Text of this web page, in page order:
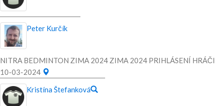
Peter Kurčík
NITRA BEDMINTON ZIMA 2024 ZIMA 2024 PRIHLÁSENÍ HRÁČI
10-03-2024
Kristína Štefanková